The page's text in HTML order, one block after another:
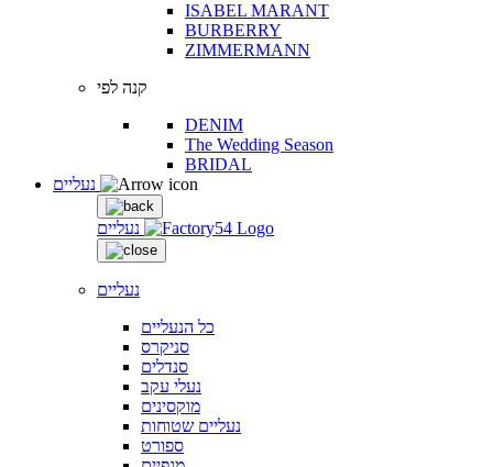
ISABEL MARANT
BURBERRY
ZIMMERMANN
קנה לפי
DENIM
The Wedding Season
BRIDAL
נעליים
נעליים
כל הנעליים
סניקרס
סנדלים
נעלי עקב
מוקסינים
נעליים שטוחות
ספורט